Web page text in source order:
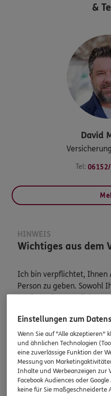
&
David
Tel:
HINWEIS
Wichtiges aus dem
Ich bin verpflichtet, Ihnen
Person zu geben. Sowohl
sowie auch gesetzliche
Versicherungsvermittlung
ferner sonstige
Mehr Informationen
Einstellungen zum
Wenn Sie auf "Alle akzeptieren"
und ähnlichen Technologien
eine zuverlässige Funktion der
Messung von
Inhalte und Werbeanzeigen zur
Facebook Audiences oder
keine für Sie maßgeschneiderte